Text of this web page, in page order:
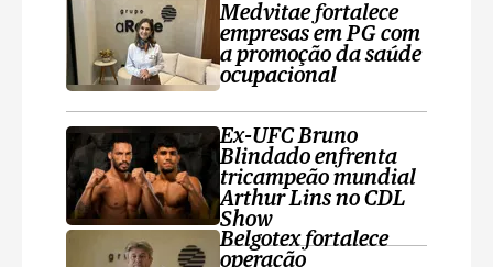
Medvitae fortalece
empresas em PG com
a promoção da saúde
ocupacional
Ex-UFC Bruno
Blindado enfrenta
tricampeão mundial
Arthur Lins no CDL
Show
Belgotex fortalece
operação